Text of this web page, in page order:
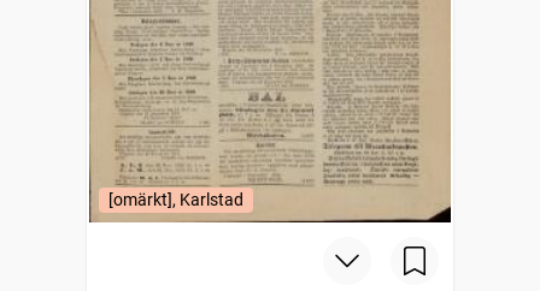
[omärkt], Karlstad